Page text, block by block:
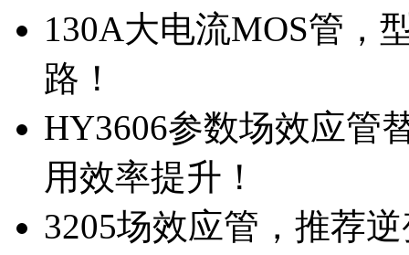
130A大电流MOS管，
路！
HY3606参数场效应管
用效率提升！
3205场效应管，推荐